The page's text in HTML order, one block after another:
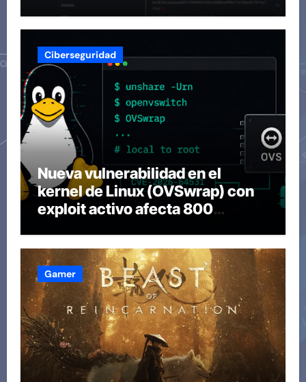
Ciberseguridad
Nueva vulnerabilidad en el
kernel de Linux (OVSwrap) con
exploit activo afecta 800
Gamer